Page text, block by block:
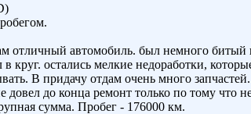
отличный автомобиль. был немного битый
круг. остались мелкие недоработки,
В придачу отдам очень много
довел до конца ремонт только по тому что
сумма. Пробег - 176000 км.